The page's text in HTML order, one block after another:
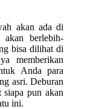
akan ada di
berlebih-
bisa dilihat di
memberikan
Anda para
asri. Deburan
siapa pun akan
ini.